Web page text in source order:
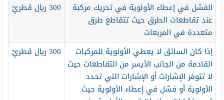
الفشل في إعطاء الأولوية في تحريك مركبة
عند تقاطعات الطرق حيث تتقاطع طرق
متعددة في المربعات
300 ريال قطريّ
إذا كان السائق لا يعطي الأولوية للمركبات
القادمة من الجانب الأيسر من التقاطعات حيث
لا تتوفر الإشارات أو الإشارات التي تحدد
الأولوية أو فشل في إعطاء الأولوية حيث
300 ريال قطريّ